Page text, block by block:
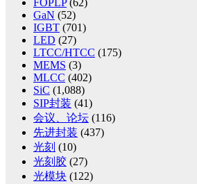
FOPLP(62)
GaN (52)
IGBT (701)
LED (27)
LTCC/HTCC (175)
MEMS (3)
MLCC (402)
SiC (1,088)
SIP封装 (41)
会议、论坛 (116)
先进封装 (437)
光刻 (10)
光刻胶 (27)
光模块 (122)